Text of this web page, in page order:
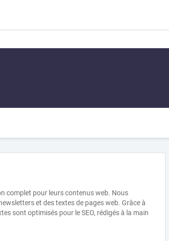
complet pour leurs contenus web. Nous
et des textes de pages web. Grâce à
sont optimisés pour le SEO, rédigés à la main